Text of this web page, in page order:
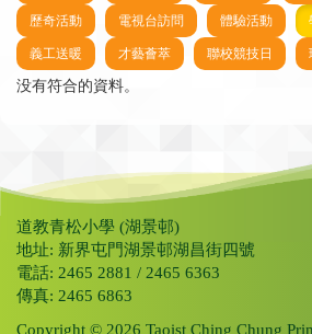
歷奇活動 電視台訪問 體驗活動
義工送暖 才藝薈萃 聯校競技日
没有符合的資料。
道教青松小學 (湖景邨)
地址: 新界屯門湖景邨湖昌街四號
電話: 2465 2881 / 2465 6363
傳真: 2465 6863
Copyright © 2026 Taoist Ching Chung